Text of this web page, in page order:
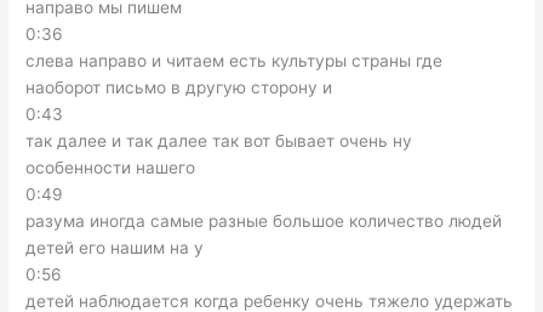
направо мы пишем
0:36
слева направо и читаем есть культуры страны где
наоборот письмо в другую сторону и
0:43
так далее и так далее так вот бывает очень ну
особенности нашего
0:49
разума иногда самые разные большое количество людей
детей его нашим на у
0:56
детей наблюдается когда ребенку очень тяжело удержать